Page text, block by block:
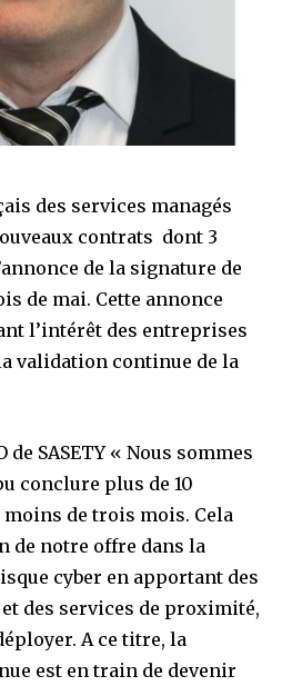
des services managés
contrats dont 3
de la signature de
de mai. Cette annonce
l’intérêt des entreprises
validation continue de la
de SASETY « Nous sommes
conclure plus de 10
de trois mois. Cela
de notre offre dans la
cyber en apportant des
des services de proximité,
A ce titre, la
est en train de devenir